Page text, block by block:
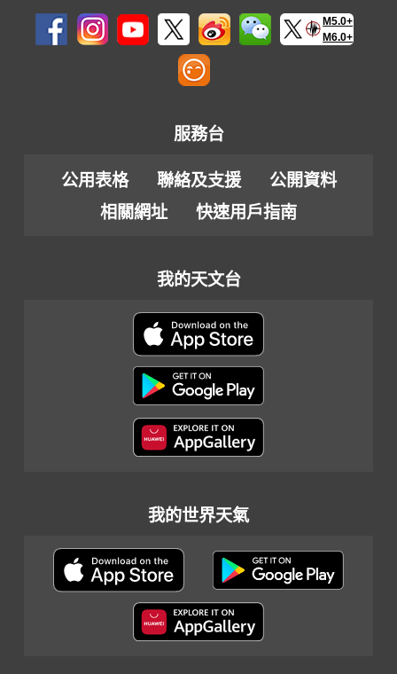
M5.0+
M6.0+
服務台
公用表格 聯絡及支援
公開資料
相關網址
快速用戶指南
我的天文台
我的世界天氣